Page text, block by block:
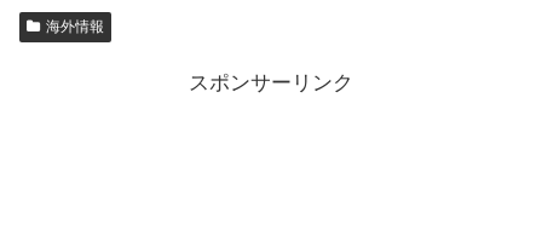
海外情報
スポンサーリンク